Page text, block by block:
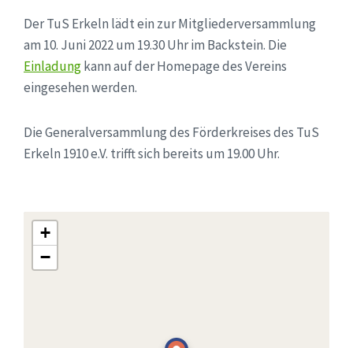
Der TuS Erkeln lädt ein zur Mitgliederversammlung
am 10. Juni 2022 um 19.30 Uhr im Backstein. Die
Einladungkann auf der Homepage des Vereins
eingesehen werden.
Die Generalversammlung des Förderkreises des TuS
Erkeln 1910 e.V. trifft sich bereits um 19.00 Uhr.
+
−